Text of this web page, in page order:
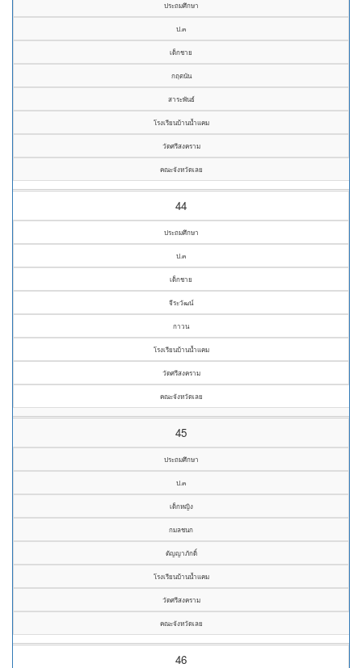
ประถมศึกษา
ป.๓
เด็กชาย
กฤตนัน
สาระพันธ์
โรงเรียนบ้านน้ำแคม
วัดศรีสงคราม
คณะจังหวัดเลย
44
ประถมศึกษา
ป.๓
เด็กชาย
จีระวัฒน์
กาวน
โรงเรียนบ้านน้ำแคม
วัดศรีสงคราม
คณะจังหวัดเลย
45
ประถมศึกษา
ป.๓
เด็กหญิง
กมลชนก
ตัญญาภักดิ์
โรงเรียนบ้านน้ำแคม
วัดศรีสงคราม
คณะจังหวัดเลย
46